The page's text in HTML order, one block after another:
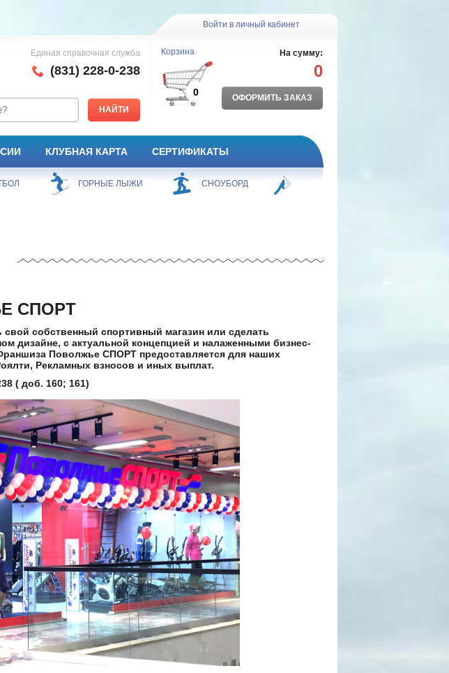
Войти в личный кабинет
Единая справочная служба
(831) 228-0-238
Корзина
0
На сумму:
0
ОФОРМИТЬ ЗАКАЗ
КЛУБНАЯ КАРТА СЕРТИФИКАТЫ
ГОРНЫЕ ЛЫЖИ СНОУБОРД
СПОРТ
собственный спортивный магазин или сделать
дизайне, с актуальной концепцией и налаженными бизнес-
Поволжье СПОРТ предоставляется для наших
Рекламных взносов и иных выплат.
( доб. 160; 161)